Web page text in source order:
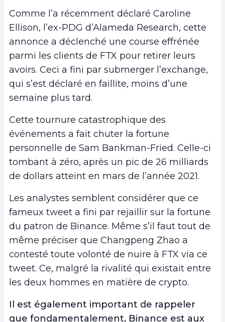
Comme l’a récemment déclaré Caroline
Ellison, l’ex-PDG d’Alameda Research, cette
annonce a déclenché une course effrénée
parmi les clients de FTX pour retirer leurs
avoirs. Ceci a fini par submerger l’exchange,
qui s’est déclaré en faillite, moins d’une
semaine plus tard.
Cette tournure catastrophique des
événements a fait chuter la fortune
personnelle de Sam Bankman-Fried. Celle-ci
tombant à zéro, après un pic de 26 milliards
de dollars atteint en mars de l’année 2021.
Les analystes semblent considérer que ce
fameux tweet a fini par rejaillir sur la fortune
du patron de Binance. Même s’il faut tout de
même préciser que Changpeng Zhao a
contesté toute volonté de nuire à FTX via ce
tweet. Ce, malgré la rivalité qui existait entre
les deux hommes en matière de crypto.
Il est également important de rappeler
que fondamentalement, Binance est aux